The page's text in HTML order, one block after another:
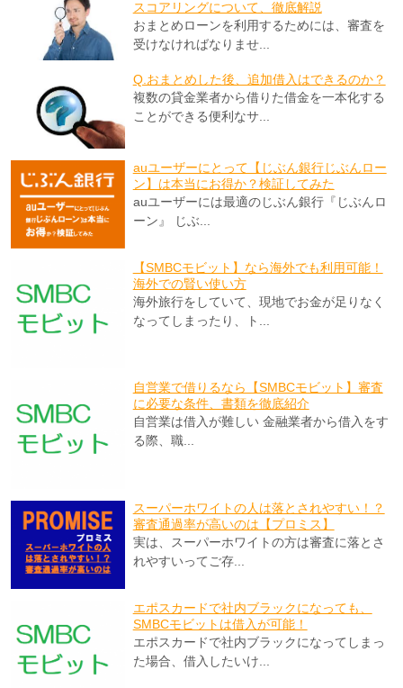
スコアリングについて、徹底解説
おまとめローンを利用するためには、審査を
受けなければなりませ...
Q.おまとめした後、追加借入はできるのか？
複数の貸金業者から借りた借金を一本化する
ことができる便利なサ...
auユーザーにとって【じぶん銀行じぶんロー
ン】は本当にお得か？検証してみた
auユーザーには最適のじぶん銀行『じぶんロ
ーン』 じぶ...
【SMBCモビット】なら海外でも利用可能！
海外での賢い使い方
海外旅行をしていて、現地でお金が足りなく
なってしまったり、ト...
自営業で借りるなら【SMBCモビット】審査
に必要な条件、書類を徹底紹介
自営業は借入が難しい 金融業者から借入をす
る際、職...
スーパーホワイトの人は落とされやすい！？
審査通過率が高いのは【プロミス】
実は、スーパーホワイトの方は審査に落とさ
れやすいってご存...
エポスカードで社内ブラックになっても、
SMBCモビットは借入が可能！
エポスカードで社内ブラックになってしまっ
た場合、借入したいけ...